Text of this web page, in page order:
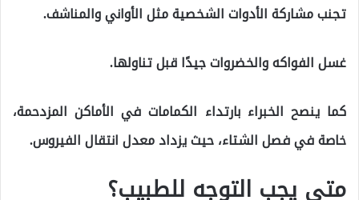
تجنب مشاركة الأدوات الشخصية مثل الأواني والمناشف.
غسل الفواكه والخضروات جيدًا قبل تناولها.
كما ينصح الخبراء بارتداء الكمامات في الأماكن المزدحمة،
خاصة في فصل الشتاء، حيث يزداد معدل انتقال الفيروس.
متى يجب التوجه للطبيب؟